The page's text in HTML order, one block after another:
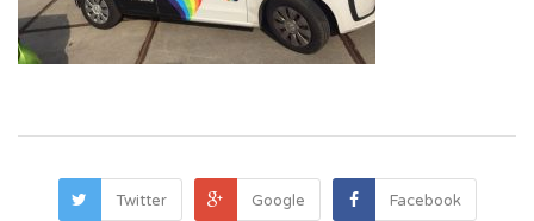
Twitter Google Facebook